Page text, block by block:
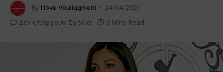
By I love Vouliagmeni
24/04/2021
Δεν υπάρχουν Σχόλια
3 Mins Read